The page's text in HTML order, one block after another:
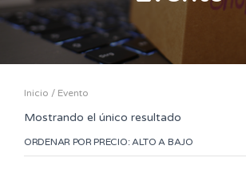
Inicio / Evento
Mostrando el único resultado